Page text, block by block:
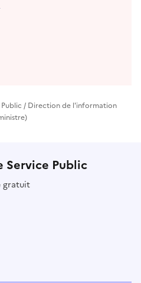
Public / Direction de l'information
Service Public
gratuit